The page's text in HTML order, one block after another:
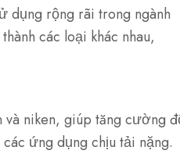
dụng rộng rãi trong ngành
các loại khác nhau,
niken, giúp tăng cường
ứng dụng chịu tải nặng.